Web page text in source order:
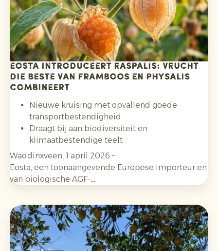
Eosta introduceert Raspalis: vrucht
die beste van framboos en physalis
combineert
Nieuwe kruising met opvallend goede
transportbestendigheid
Draagt bij aan biodiversiteit en
klimaatbestendige teelt
Waddinxveen, 1 april 2026 –
Eosta, een toonaangevende Europese importeur en
van biologische AGF-
het beste van framboos en physalis combineert.